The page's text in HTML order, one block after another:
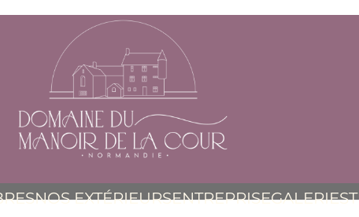
NOS EXTÉRIEURSENTREPRISEGALERIES